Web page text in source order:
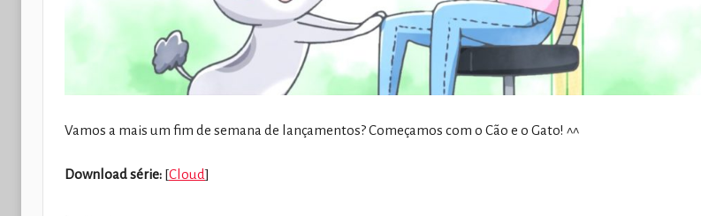
Vamos a mais um fim de semana de lançamentos? Começamos com o Cão e o Gato! ^^
Download série: [Cloud]